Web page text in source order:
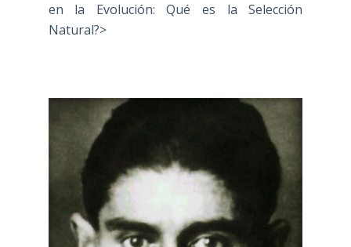
en la Evolución: Qué es la Selección
Natural?>